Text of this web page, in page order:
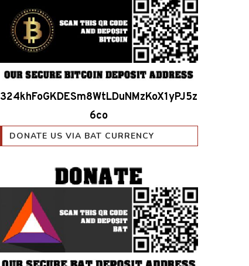
324khFoGKDESm8WtLDuNMzKoX1yPJ5z
6co
DONATE US VIA BAT CURRENCY